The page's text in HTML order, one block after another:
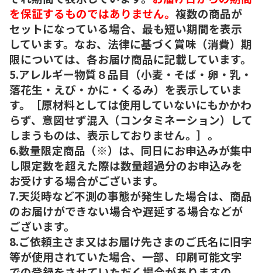
を保証するものではありません。 複数の商品が
セットになっている場合、最も短い期間を表示
しています。なお、法律に基づく賞味（消費）期
限については、各お届け商品に記載しています。
5.アレルギー物質８品目（小麦・そば・卵・乳・
落花生・えび・かに・くるみ）を表示していま
す。［原材料としては使用していないにもかかわ
らず、意図せず混入（コンタミネーション）して
しまうものは、表示しておりません。］。
6.数量限定商品（※）は、同日にお申込みが集中
し限定数を超えた際は数量超過分のお申込みを
お受けする場合がございます。
7.天災時など不測の事態が発生した場合は、商品
のお届けができない場合や遅延する場合などが
ございます。
8.ご依頼主さま又はお届け先さまのご氏名に旧字
等が使用されていた場合、一部、印刷可能文字